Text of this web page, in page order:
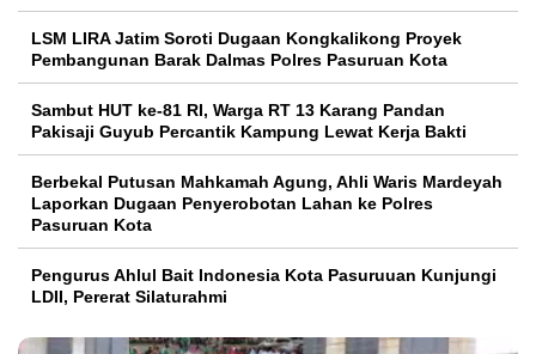
LSM LIRA Jatim Soroti Dugaan Kongkalikong Proyek
Pembangunan Barak Dalmas Polres Pasuruan Kota
Sambut HUT ke-81 RI, Warga RT 13 Karang Pandan
Pakisaji Guyub Percantik Kampung Lewat Kerja Bakti
Berbekal Putusan Mahkamah Agung, Ahli Waris Mardeyah
Laporkan Dugaan Penyerobotan Lahan ke Polres
Pasuruan Kota
Pengurus Ahlul Bait Indonesia Kota Pasuruuan Kunjungi
LDII, Pererat Silaturahmi